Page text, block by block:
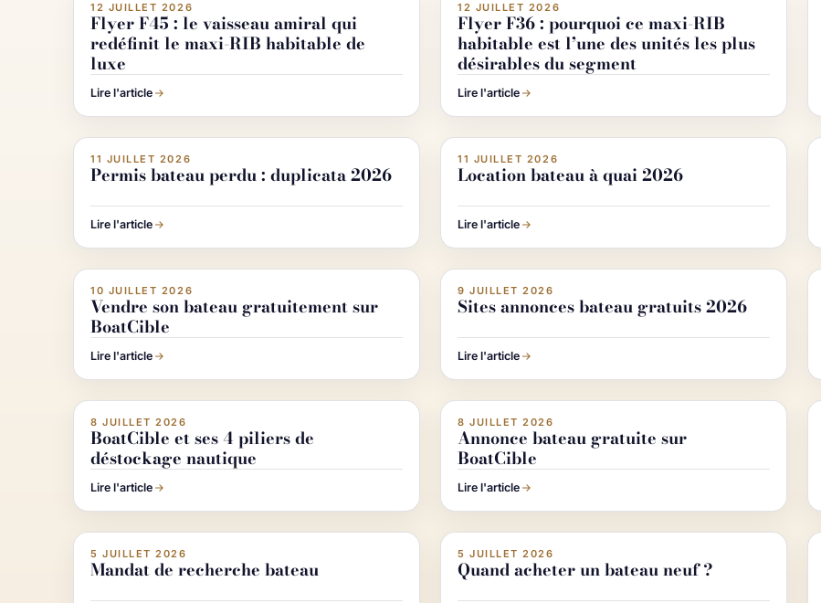
ACHETER & VENDRE UN BATEAU
12 JUILLET 2026
Flyer F45 : le vaisseau amiral qui
redéfinit le maxi-RIB habitable de
luxe
Lire l'article
ACHETER & VENDRE UN BATEAU
12 JUILLET 2026
Flyer F36 : pourquoi ce maxi-RIB
habitable est l’une des unités les plus
désirables du segment
Lire l'article
ACTUALITÉ NAUTISME
11 JUILLET 2026
Permis bateau perdu : duplicata 2026
Lire l'article
ACTUALITÉ NAUTISME
11 JUILLET 2026
Location bateau à quai 2026
Lire l'article
ACHETER & VENDRE UN BATEAU
10 JUILLET 2026
Vendre son bateau gratuitement sur
BoatCible
Lire l'article
ACHETER & VENDRE UN BATEAU
9 JUILLET 2026
Sites annonces bateau gratuits 2026
Lire l'article
ACHETER & VENDRE UN BATEAU
8 JUILLET 2026
BoatCible et ses 4 piliers de
déstockage nautique
Lire l'article
ACHETER & VENDRE UN BATEAU
8 JUILLET 2026
Annonce bateau gratuite sur
BoatCible
Lire l'article
ACHETER & VENDRE UN BATEAU
5 JUILLET 2026
Mandat de recherche bateau
ACHETER & VENDRE UN BATEAU
5 JUILLET 2026
Quand acheter un bateau neuf ?